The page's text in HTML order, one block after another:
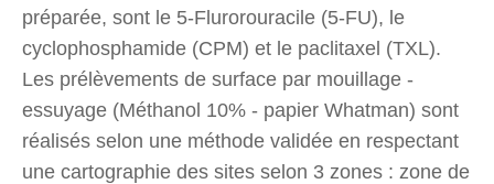
préparée, sont le 5-Flurorouracile (5-FU), le
cyclophosphamide (CPM) et le paclitaxel (TXL).
Les prélèvements de surface par mouillage -
essuyage (Méthanol 10% - papier Whatman) sont
réalisés selon une méthode validée en respectant
une cartographie des sites selon 3 zones : zone de